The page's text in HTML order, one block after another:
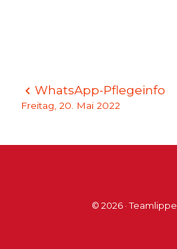
Beitragsnavigation
WhatsApp-Pflegeinfo
Freitag, 20. Mai 2022
© 2026 · Teamlippe